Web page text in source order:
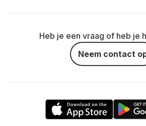
Heb je een vraag of heb je
Neem contact